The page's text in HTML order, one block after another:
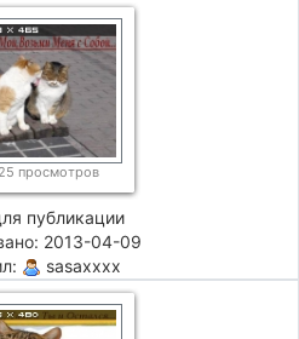
просмотров
публикации
2013-04-09
sasaxxxx